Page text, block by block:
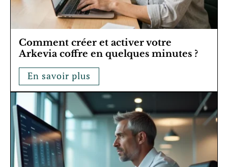
Comment créer et activer votre
Arkevia coffre en quelques minutes ?
En savoir plus